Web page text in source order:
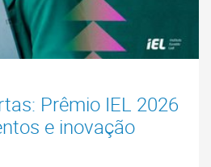
Prêmio IEL 2026
e inovação